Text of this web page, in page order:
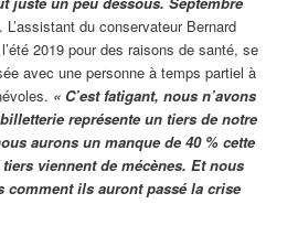
. L’assistant du conservateur Bernard
2019 pour des raisons de santé, se
avec une personne à temps partiel à
« C’est fatigant, nous n’avons
représente un tiers de notre
aurons un manque de 40 % cette
viennent de mécènes. Et nous
comment ils auront passé la crise